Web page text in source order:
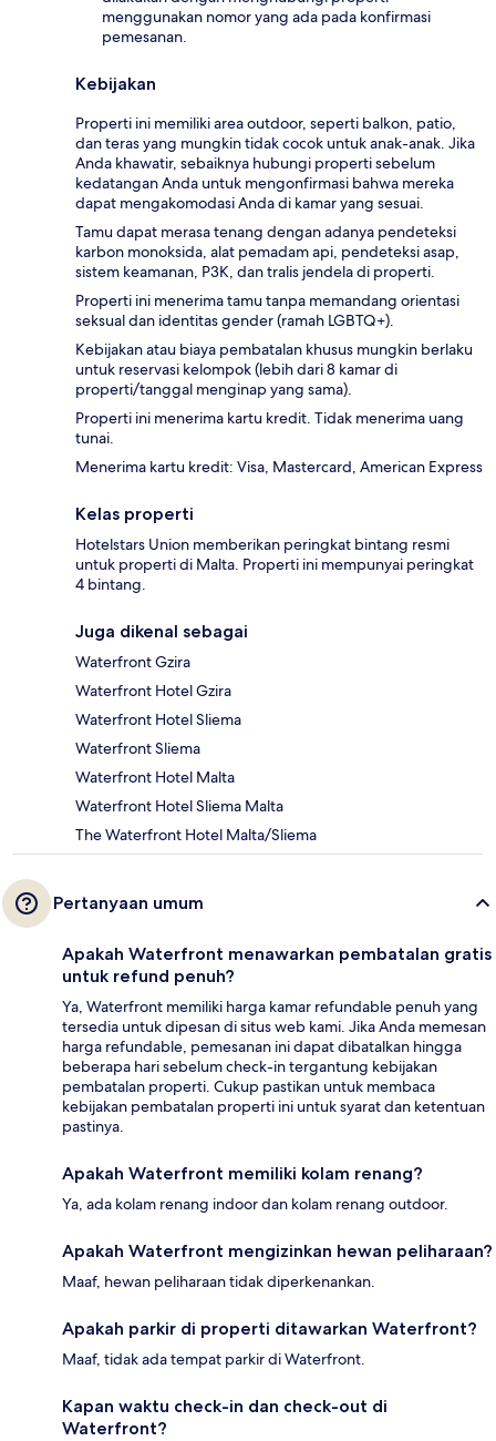
menggunakan nomor yang ada pada konfirmasi
pemesanan.
Kebijakan
Properti ini memiliki area outdoor, seperti balkon, patio,
dan teras yang mungkin tidak cocok untuk anak-anak. Jika
Anda khawatir, sebaiknya hubungi properti sebelum
kedatangan Anda untuk mengonfirmasi bahwa mereka
dapat mengakomodasi Anda di kamar yang sesuai.
Tamu dapat merasa tenang dengan adanya pendeteksi
karbon monoksida, alat pemadam api, pendeteksi asap,
sistem keamanan, P3K, dan tralis jendela di properti.
Properti ini menerima tamu tanpa memandang orientasi
seksual dan identitas gender (ramah LGBTQ+).
Kebijakan atau biaya pembatalan khusus mungkin berlaku
untuk reservasi kelompok (lebih dari 8 kamar di
properti/tanggal menginap yang sama).
Properti ini menerima kartu kredit. Tidak menerima uang
tunai.
Menerima kartu kredit: Visa, Mastercard, American Express
Kelas properti
Hotelstars Union memberikan peringkat bintang resmi
untuk properti di Malta. Properti ini mempunyai peringkat
4 bintang.
Juga dikenal sebagai
Waterfront Gzira
Waterfront Hotel Gzira
Waterfront Hotel Sliema
Waterfront Sliema
Waterfront Hotel Malta
Waterfront Hotel Sliema Malta
The Waterfront Hotel Malta/Sliema
Pertanyaan umum
Apakah Waterfront menawarkan pembatalan gratis
untuk refund penuh?
Ya, Waterfront memiliki harga kamar refundable penuh yang
tersedia untuk dipesan di situs web kami. Jika Anda memesan
harga refundable, pemesanan ini dapat dibatalkan hingga
beberapa hari sebelum check-in tergantung kebijakan
pembatalan properti. Cukup pastikan untuk membaca
kebijakan pembatalan properti ini untuk syarat dan ketentuan
pastinya.
Apakah Waterfront memiliki kolam renang?
Ya, ada kolam renang indoor dan kolam renang outdoor.
Apakah Waterfront mengizinkan hewan peliharaan?
Maaf, hewan peliharaan tidak diperkenankan.
Apakah parkir di properti ditawarkan Waterfront?
Maaf, tidak ada tempat parkir di Waterfront.
Kapan waktu check-in dan check-out di
Waterfront?